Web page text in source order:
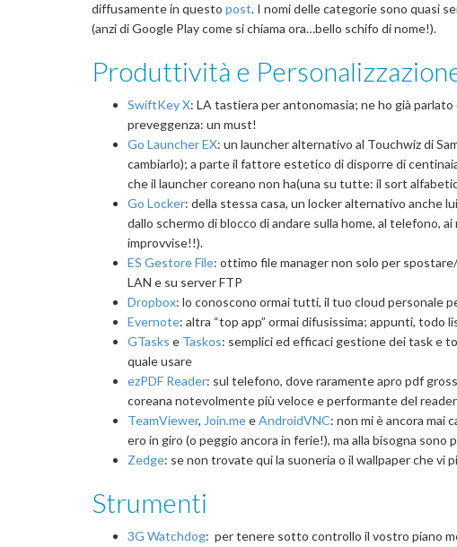
diffusamente in questo post. I nomi delle categorie sono quasi
(anzi di Google Play come si chiama ora…bello schifo di nome!).
Produttività e
SwiftKey X: LA tastiera per antonomasia; ne ho già
preveggenza: un must!
Go Launcher EX: un launcher alternativo al Touchwiz di
cambiarlo); a parte il fattore estetico di disporre di
che il launcher coreano non ha(una su tutte: il sort
Go Locker: della stessa casa, un locker alternativo anche
dallo schermo di blocco di andare sulla home, al telefono,
improvvise!!).
ES Gestore File: ottimo file manager non solo per
LAN e su server FTP
Dropbox: lo conoscono ormai tutti, il tuo cloud personale
Evernote: altra “top app” ormai difusissima; appunti, todo
GTasks e Taskos: semplici ed efficaci gestione dei task e
quale usare
ezPDF Reader: sul telefono, dove raramente apro pdf
coreana notevolmente più veloce e performante del
TeamViewer, Join.meeAndroidVNC: non mi è ancora
ero in giro (o peggio ancora in ferie!), ma alla bisogna sono
Zedge: se non trovate qui la suoneria o il wallpaper che vi
Strumenti
3G Watchdog: per tenere sotto controllo il vostro piano